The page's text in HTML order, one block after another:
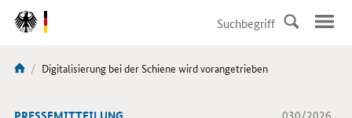
DirektZu:
Navigation
Sie
hier:
Aktuelle
Digitalisierung bei der Schiene wird vorangetrieben